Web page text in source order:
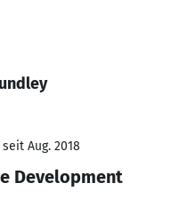
Aug. 2018
Development